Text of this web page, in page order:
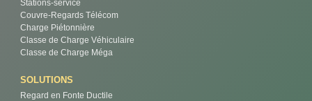
Stations-service
Couvre-Regards Télécom
Charge Piétonnière
Classe de Charge Véhiculaire
Classe de Charge Méga
SOLUTIONS
Regard en Fonte Ductile